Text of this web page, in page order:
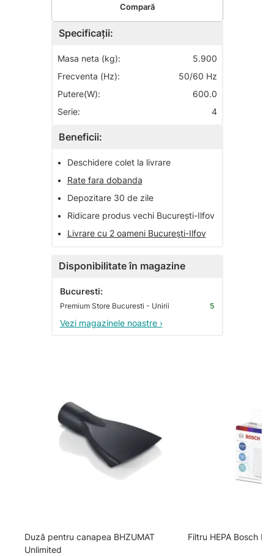
Specificații:
Masa neta (kg):
5.900
Frecventa (Hz):
50/60 Hz
Putere(W):
600.0
Serie:
4
Beneficii:
•
Deschidere colet la livrare
•
Rate fara dobanda
•
Depozitare 30 de zile
•
Ridicare produs vechi București-Ilfov
•
Livrare cu 2 oameni București-Ilfov
Disponibilitate în magazine
Bucuresti:
Premium Store Bucuresti - Unirii 5
Vezi magazinele noastre ›
Compară
Duză pentru canapea BHZUMAT
Unlimited
Filtru HEPA Bosch